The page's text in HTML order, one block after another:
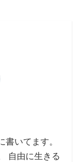
いてます。
自由に生きる